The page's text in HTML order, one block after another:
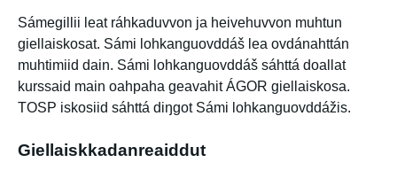
Sámegillii leat ráhkaduvvon ja heivehuvvon muhtun
giellaiskosat. Sámi lohkanguovddáš lea ovdánahttán
muhtimiid dain. Sámi lohkanguovddáš sáhttá doallat
kurssaid main oahpaha geavahit ÁGOR giellaiskosa.
TOSP iskosiid sáhttá diŋgot Sámi lohkanguovddážis.
Giellaiskkadanreaiddut